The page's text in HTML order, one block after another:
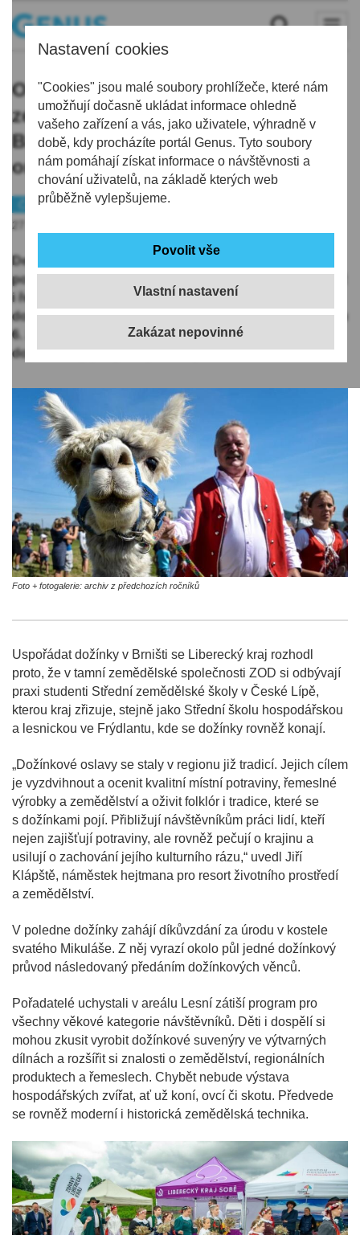
Nastavení cookies
"Cookies" jsou malé soubory prohlížeče, které nám
umožňují dočasně ukládat informace ohledně
vašeho zařízení a vás, jako uživatele, výhradně v
době, kdy procházíte portál Genus. Tyto soubory
nám pomáhají získat informace o návštěvnosti a
chování uživatelů, na základě kterých web
průběžně vylepšujeme.
Vlastní nastavení
Oslava úrody, ale i pocta
zemědělství: Krajské dožínky hostí
Brniště, na programu je Hradišťan i
orba koněm
Českolipsko
Tip
27.08.2025 | 14:14
Den, který je věnován nejen oslavě úrody, ale také
poctě celému odvětví zemědělství, potravinářství, jakož
i řemeslům a výrobcům z regionu. To jsou Krajské
dožínky Libereckého kraje, které se uskuteční v sobotu
6. září v Brništi. Chybět nebude ani muzika a
doprovodný program pro dospělé i děti.
Foto + fotogalerie: archiv z předchozích ročníků
Uspořádat dožínky v Brništi se Liberecký kraj rozhodl
proto, že v tamní zemědělské společnosti ZOD si odbývají
praxi studenti Střední zemědělské školy v České Lípě,
kterou kraj zřizuje, stejně jako Střední školu hospodářskou
a lesnickou ve Frýdlantu, kde se dožínky rovněž konají.
„Dožínkové oslavy se staly v regionu již tradicí. Jejich cílem
je vyzdvihnout a ocenit kvalitní místní potraviny, řemeslné
výrobky a zemědělství a oživit folklór i tradice, které se
s dožínkami pojí. Přibližují návštěvníkům práci lidí, kteří
nejen zajišťují potraviny, ale rovněž pečují o krajinu a
usilují o zachování jejího kulturního rázu,“ uvedl Jiří
Klápště, náměstek hejtmana pro resort životního prostředí
a zemědělství.
V poledne dožínky zahájí díkůvzdání za úrodu v kostele
svatého Mikuláše. Z něj vyrazí okolo půl jedné dožínkový
průvod následovaný předáním dožínkových věnců.
Pořadatelé uchystali v areálu Lesní zátiší program pro
všechny věkové kategorie návštěvníků. Děti i dospělí si
mohou zkusit vyrobit dožínkové suvenýry ve výtvarných
dílnách a rozšířit si znalosti o zemědělství, regionálních
produktech a řemeslech. Chybět nebude výstava
hospodářských zvířat, ať už koní, ovcí či skotu. Předvede
se rovněž moderní i historická zemědělská technika.